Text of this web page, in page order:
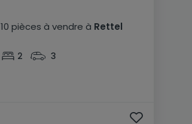
10 pièces à vendre à Rettel
2 3